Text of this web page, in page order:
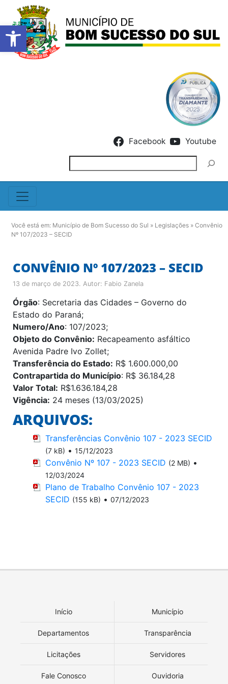
Barra de Ferramentas
Facebook Youtube
Você está em: Município de Bom Sucesso do Sul » Legislações » Convênio
Nº 107/2023 – SECID
CONVÊNIO Nº 107/2023 – SECID
13 de março de 2023. Autor: Fabio Zanela
Órgão: Secretaria das Cidades – Governo do
Estado do Paraná;
Numero/Ano: 107/2023;
Objeto do Convênio: Recapeamento asfáltico
Avenida Padre Ivo Zollet;
Transferência do Estado: R$ 1.600.000,00
Contrapartida do Município: R$ 36.184,28
Valor Total: R$1.636.184,28
Vigência: 24 meses (13/03/2025)
ARQUIVOS:
Transferências Convênio 107 - 2023 SECID
(7 kB) • 15/12/2023
Convênio Nº 107 - 2023 SECID (2 MB) •
12/03/2024
Plano de Trabalho Convênio 107 - 2023
SECID (155 kB) • 07/12/2023
Início Município
Departamentos Transparência
Licitações Servidores
Fale Conosco Ouvidoria